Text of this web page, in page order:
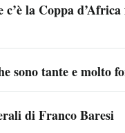
c’è la Coppa
sono tante e molto
di Franco Baresi